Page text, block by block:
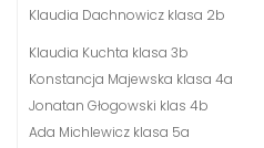
Klaudia Dachnowicz klasa 2b
Klaudia Kuchta klasa 3b
Konstancja Majewska klasa 4a
Jonatan Głogowski klas 4b
Ada Michlewicz klasa 5a